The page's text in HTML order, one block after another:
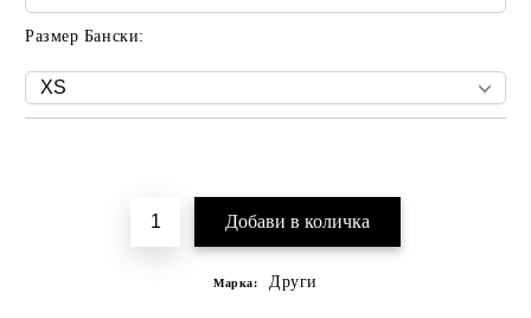
Размер Бански:
Марка: Други